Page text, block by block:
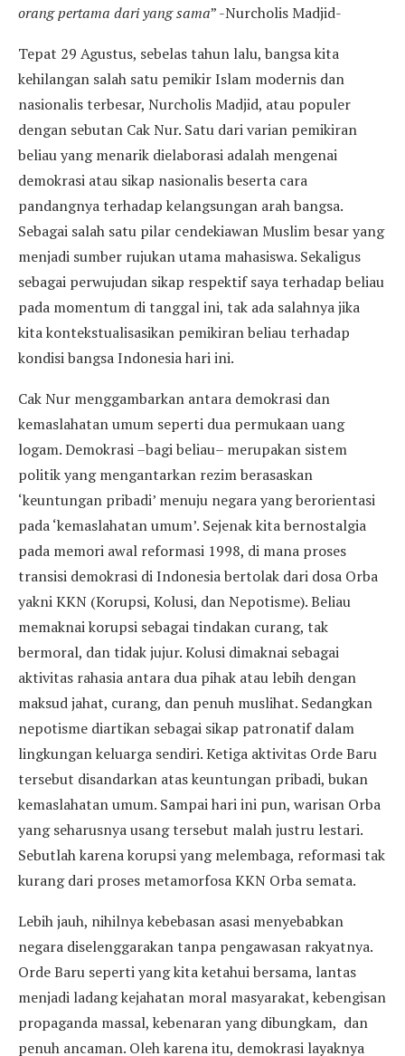
orang pertama dari yang sama” -Nurcholis Madjid-
Tepat 29 Agustus, sebelas tahun lalu, bangsa kita
kehilangan salah satu pemikir Islam modernis dan
nasionalis terbesar, Nurcholis Madjid, atau populer
dengan sebutan Cak Nur. Satu dari varian pemikiran
beliau yang menarik dielaborasi adalah mengenai
demokrasi atau sikap nasionalis beserta cara
pandangnya terhadap kelangsungan arah bangsa.
Sebagai salah satu pilar cendekiawan Muslim besar yang
menjadi sumber rujukan utama mahasiswa. Sekaligus
sebagai perwujudan sikap respektif saya terhadap beliau
pada momentum di tanggal ini, tak ada salahnya jika
kita kontekstualisasikan pemikiran beliau terhadap
kondisi bangsa Indonesia hari ini.
Cak Nur menggambarkan antara demokrasi dan
kemaslahatan umum seperti dua permukaan uang
logam. Demokrasi –bagi beliau– merupakan sistem
politik yang mengantarkan rezim berasaskan
‘keuntungan pribadi’ menuju negara yang berorientasi
pada ‘kemaslahatan umum’. Sejenak kita bernostalgia
pada memori awal reformasi 1998, di mana proses
transisi demokrasi di Indonesia bertolak dari dosa Orba
yakni KKN (Korupsi, Kolusi, dan Nepotisme). Beliau
memaknai korupsi sebagai tindakan curang, tak
bermoral, dan tidak jujur. Kolusi dimaknai sebagai
aktivitas rahasia antara dua pihak atau lebih dengan
maksud jahat, curang, dan penuh muslihat. Sedangkan
nepotisme diartikan sebagai sikap patronatif dalam
lingkungan keluarga sendiri. Ketiga aktivitas Orde Baru
tersebut disandarkan atas keuntungan pribadi, bukan
kemaslahatan umum. Sampai hari ini pun, warisan Orba
yang seharusnya usang tersebut malah justru lestari.
Sebutlah karena korupsi yang melembaga, reformasi tak
kurang dari proses metamorfosa KKN Orba semata.
Lebih jauh, nihilnya kebebasan asasi menyebabkan
negara diselenggarakan tanpa pengawasan rakyatnya.
Orde Baru seperti yang kita ketahui bersama, lantas
menjadi ladang kejahatan moral masyarakat, kebengisan
propaganda massal, kebenaran yang dibungkam, dan
penuh ancaman. Oleh karena itu, demokrasi layaknya